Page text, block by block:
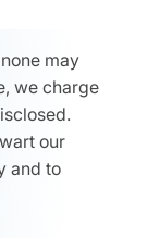
may
we charge
our
and to